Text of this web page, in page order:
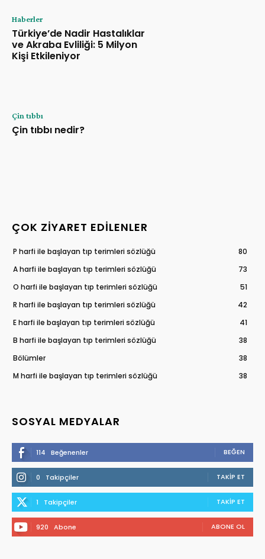
Haberler
Türkiye’de Nadir Hastalıklar
ve Akraba Evliliği: 5 Milyon
Kişi Etkileniyor
Çin tıbbı
Çin tıbbı nedir?
ÇOK ZIYARET EDILENLER
P harfi ile başlayan tıp terimleri sözlüğü
80
A harfi ile başlayan tıp terimleri sözlüğü
73
O harfi ile başlayan tıp terimleri sözlüğü
51
R harfi ile başlayan tıp terimleri sözlüğü
42
E harfi ile başlayan tıp terimleri sözlüğü
41
B harfi ile başlayan tıp terimleri sözlüğü
38
Bölümler
38
M harfi ile başlayan tıp terimleri sözlüğü
38
SOSYAL MEDYALAR
114 Beğenenler BEĞEN
0 Takipçiler TAKIP ET
1 Takipçiler TAKIP ET
920 Abone ABONE OL